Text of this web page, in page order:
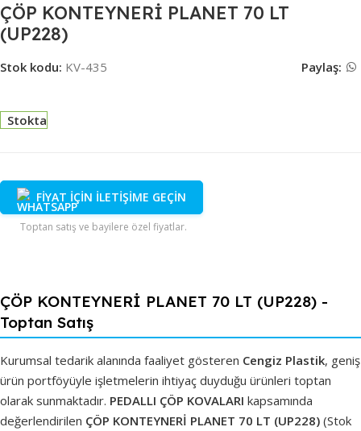
ÇÖP KONTEYNERİ PLANET 70 LT
(UP228)
Stok kodu: KV-435 Paylaş:
Stokta
FİYAT İÇİN İLETİŞİME GEÇİN
Toptan satış ve bayilere özel fiyatlar.
ÇÖP KONTEYNERİ PLANET 70 LT (UP228) -
Toptan Satış
Kurumsal tedarik alanında faaliyet gösteren Cengiz Plastik, geniş
ürün portföyüyle işletmelerin ihtiyaç duyduğu ürünleri toptan
olarak sunmaktadır. PEDALLI ÇÖP KOVALARI kapsamında
değerlendirilen ÇÖP KONTEYNERİ PLANET 70 LT (UP228) (Stok